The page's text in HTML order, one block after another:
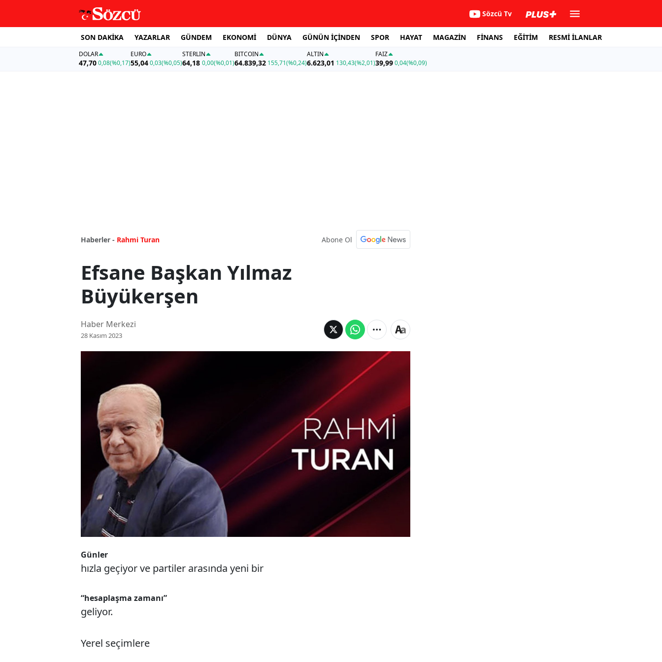
Sözcü Tv
SON DAKİKA YAZARLAR GÜNDEM EKONOMİ DÜNYA GÜNÜN İÇİNDEN SPOR HAYAT MAGAZİN FİNANS EĞİTİM RESMİ İLANLAR
DOLAR
47,700,08(%0,17)
EURO
55,04 0,03(%0,05)
STERLIN
64,18 0,00(%0,01)
BITCOIN
64.839,32 155,71(%0,24)
ALTIN
6.623,01 130,43(%2,01)
FAİZ
39,990,04(%0,09)
Haberler - Rahmi Turan Abone Ol
Efsane Başkan Yılmaz
Büyükerşen
Haber Merkezi
28 Kasım 2023
Efsane Başkan Yılmaz
Büyükerşen
Günler
hızla geçiyor ve partiler arasında yeni bir
“hesaplaşma zamanı”
geliyor.
Yerel seçimlere